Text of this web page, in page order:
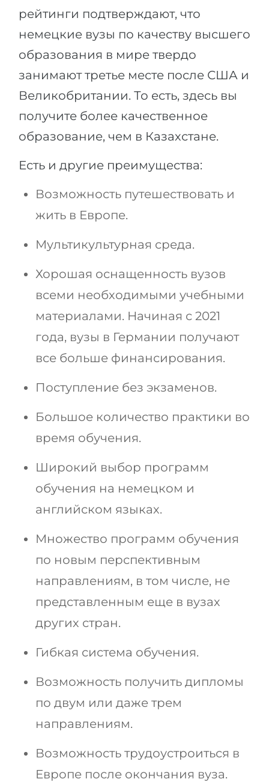
рейтинги подтверждают, что
немецкие вузы по качеству высшего
образования в мире твердо
занимают третье месте после США и
Великобритании. То есть, здесь вы
получите более качественное
образование, чем в Казахстане.
Есть и другие преимущества:
Возможность путешествовать и
жить в Европе.
Мультикультурная среда.
Хорошая оснащенность вузов
всеми необходимыми учебными
материалами. Начиная с 2021
года, вузы в Германии получают
все больше финансирования.
Поступление без экзаменов.
Большое количество практики во
время обучения.
Широкий выбор программ
обучения на немецком и
английском языках.
Множество программ обучения
по новым перспективным
направлениям, в том числе, не
представленным еще в вузах
других стран.
Гибкая система обучения.
Возможность получить дипломы
по двум или даже трем
направлениям.
Возможность трудоустроиться в
Европе после окончания вуза.